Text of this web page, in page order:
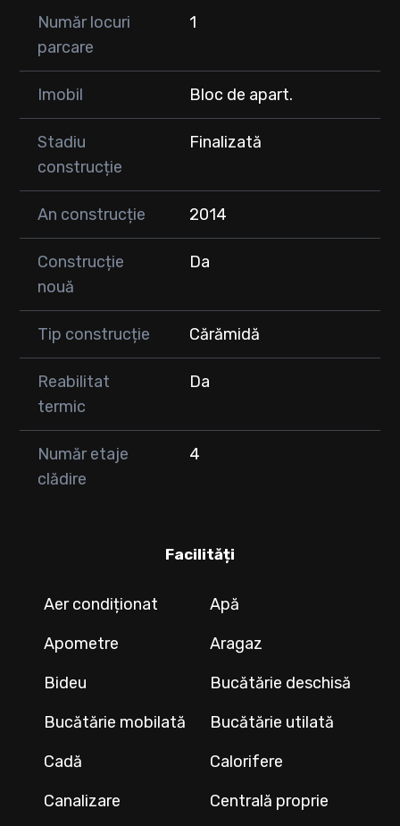
Număr locuri
parcare
1
Imobil Bloc de apart.
Stadiu
construcție
Finalizată
An construcție 2014
Construcție
nouă
Da
Tip construcție Cărămidă
Reabilitat
termic
Da
Număr etaje
clădire
4
Facilități
Aer condiționat
Apă
Apometre
Aragaz
Bideu
Bucătărie deschisă
Bucătărie mobilată
Bucătărie utilată
Cadă
Calorifere
Canalizare
Centrală proprie